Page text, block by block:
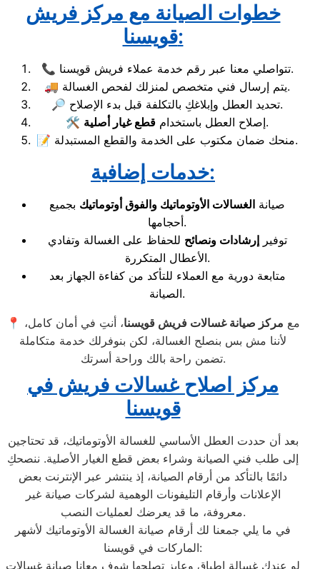
خطوات الصيانة مع مركز فريش
قويسنا:
📞 تتواصلي معنا عبر رقم خدمة عملاء فريش قويسنا.
🚚 يتم إرسال فني متخصص لمنزلك لفحص الغسالة.
🔎 تحديد العطل وإبلاغكِ بالتكلفة قبل بدء الإصلاح.
🛠️ إصلاح العطل باستخدام قطع غيار أصلية
.
📝 منحك ضمان مكتوب على الخدمة والقطع المستبدلة.
خدمات إضافية:
صيانة الغسالات الأوتوماتيك والفوق أوتوماتيك بجميع
أحجامها.
توفيرإرشادات ونصائح للحفاظ على الغسالة وتفادي
الأعطال المتكررة.
متابعة دورية مع العملاء للتأكد من كفاءة الجهاز بعد
الصيانة.
📍 مع مركز صيانة غسالات فريش قويسنا، أنتِ في أمان كامل،
لأننا مش بس بنصلح الغسالة، لكن بنوفرلك خدمة متكاملة
تضمن راحة بالك وراحة أسرتك.
مركز اصلاح غسالات فريش في
قويسنا
بعد أن حددت العطل الأساسي للغسالة الأوتوماتيك، قد تحتاجين
إلى طلب فني الصيانة وشراء بعض قطع الغيار الأصلية. ننصحكِ
دائمًا بالتأكد من أرقام الصيانة، إذ ينتشر عبر الإنترنت بعض
الإعلانات وأرقام التليفونات الوهمية لشركات صيانة غير
معروفة، ما قد يعرضك لعمليات النصب.
في ما يلي جمعنا لك أرقام صيانة الغسالة الأوتوماتيك لأشهر
الماركات في قويسنا:
لو عندك غسالة اطباق وعايز تصلحها شوف معانا صيانة غسالات